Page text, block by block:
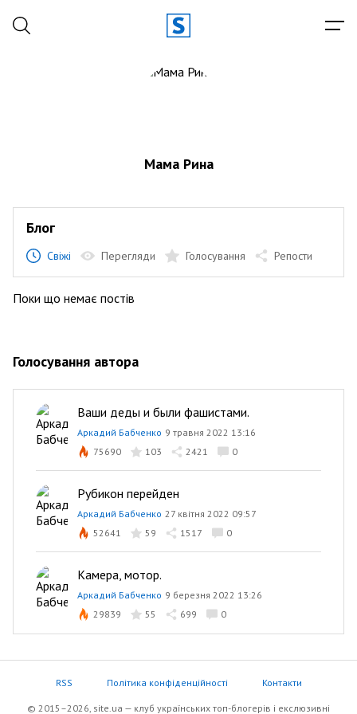
Мама Рина
Блог
Свіжі Перегляди Голосування Репости
Поки що немає постів
Голосування автора
Ваши деды и были фашистами.
Аркадий Бабченко 9 травня 2022 13:16
75690
103 2421 0
Рубикон перейден
Аркадий Бабченко 27 квітня 2022 09:57
52641
59 1517 0
Камера, мотор.
Аркадий Бабченко 9 березня 2022 13:26
29839
55 699 0
RSS Політика конфіденційності Контакти
© 2015–2026, site.ua — клуб українських топ-блогерів i екслюзивнi